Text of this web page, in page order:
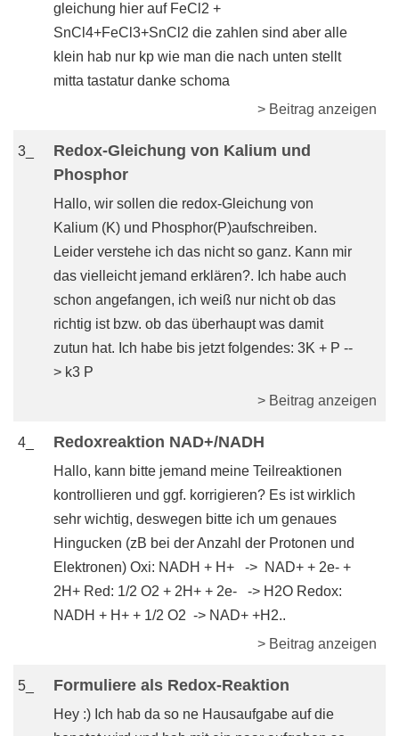
gleichung hier auf FeCl2 +
SnCl4+FeCl3+SnCl2 die zahlen sind aber alle
klein hab nur kp wie man die nach unten stellt
mitta tastatur danke schoma
> Beitrag anzeigen
3_
Redox-Gleichung von Kalium und
Phosphor
Hallo, wir sollen die redox-Gleichung von
Kalium (K) und Phosphor(P)aufschreiben.
Leider verstehe ich das nicht so ganz. Kann mir
das vielleicht jemand erklären?. Ich habe auch
schon angefangen, ich weiß nur nicht ob das
richtig ist bzw. ob das überhaupt was damit
zutun hat. Ich habe bis jetzt folgendes: 3K + P --
> k3 P
> Beitrag anzeigen
4_ Redoxreaktion NAD+/NADH
Hallo, kann bitte jemand meine Teilreaktionen
kontrollieren und ggf. korrigieren? Es ist wirklich
sehr wichtig, deswegen bitte ich um genaues
Hingucken (zB bei der Anzahl der Protonen und
Elektronen) Oxi: NADH + H+ -> NAD+ + 2e- +
2H+ Red: 1/2 O2 + 2H+ + 2e- -> H2O Redox:
NADH + H+ + 1/2 O2 -> NAD+ +H2..
> Beitrag anzeigen
5_ Formuliere als Redox-Reaktion
Hey :) Ich hab da so ne Hausaufgabe auf die